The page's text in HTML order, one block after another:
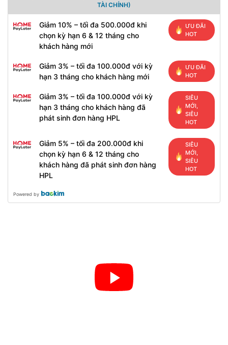
TÀI CHÍNH)
Giảm 10% – tối đa 500.000đ khi
chọn kỳ hạn 6 & 12 tháng cho
khách hàng mới
ƯU ĐÃI
HOT
Giảm 3% – tối đa 100.000đ với kỳ
hạn 3 tháng cho khách hàng mới
ƯU ĐÃI
HOT
Giảm 3% – tối đa 100.000đ với kỳ
hạn 3 tháng cho khách hàng đã
phát sinh đơn hàng HPL
SIÊU
MỚI,
SIÊU
HOT
Giảm 5% – tối đa 200.000đ khi
chọn kỳ hạn 6 & 12 tháng cho
khách hàng đã phát sinh đơn hàng
HPL
SIÊU
MỚI,
SIÊU
HOT
Powered by